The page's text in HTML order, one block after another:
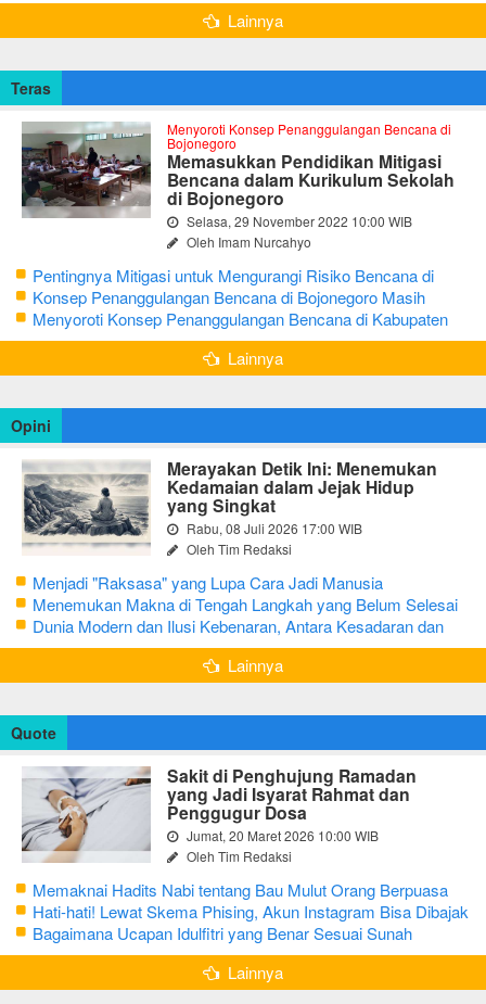
Lainnya
Teras
Menyoroti Konsep Penanggulangan Bencana di
Bojonegoro
Memasukkan Pendidikan Mitigasi
Bencana dalam Kurikulum Sekolah
di Bojonegoro
Selasa, 29 November 2022 10:00 WIB
Oleh Imam Nurcahyo
Pentingnya Mitigasi untuk Mengurangi Risiko Bencana di
Bojonegoro
Konsep Penanggulangan Bencana di Bojonegoro Masih
Mengutamakan Tanggap Darurat
Menyoroti Konsep Penanggulangan Bencana di Kabupaten
Bojonegoro
Lainnya
Opini
Merayakan Detik Ini: Menemukan
Kedamaian dalam Jejak Hidup
yang Singkat
Rabu, 08 Juli 2026 17:00 WIB
Oleh Tim Redaksi
Menjadi "Raksasa" yang Lupa Cara Jadi Manusia
Menemukan Makna di Tengah Langkah yang Belum Selesai
Dunia Modern dan Ilusi Kebenaran, Antara Kesadaran dan
terjebak Tipu Daya
Lainnya
Quote
Sakit di Penghujung Ramadan
yang Jadi Isyarat Rahmat dan
Penggugur Dosa
Jumat, 20 Maret 2026 10:00 WIB
Oleh Tim Redaksi
Memaknai Hadits Nabi tentang Bau Mulut Orang Berpuasa
Secara Bijak Agar Tidak Menggangu
Hati-hati! Lewat Skema Phising, Akun Instagram Bisa Dibajak
Kurang dari 3 Menit
Bagaimana Ucapan Idulfitri yang Benar Sesuai Sunah
Rasulullah
Lainnya